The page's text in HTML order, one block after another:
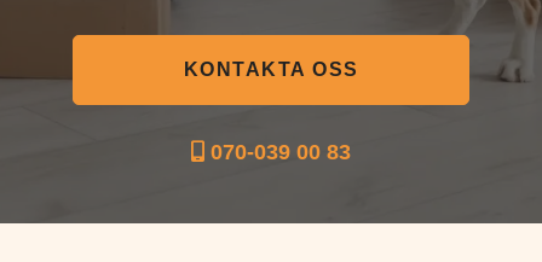
KONTAKTA OSS
070-039 00 83